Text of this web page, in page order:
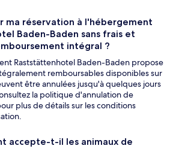
ma réservation à l'hébergement
Baden-Baden sans frais et
intégral ?
Raststättenhotel Baden-Baden propose
remboursables disponibles sur
être annulées jusqu'à quelques jours
la politique d'annulation de
plus de détails sur les conditions
accepte-t-il les animaux de